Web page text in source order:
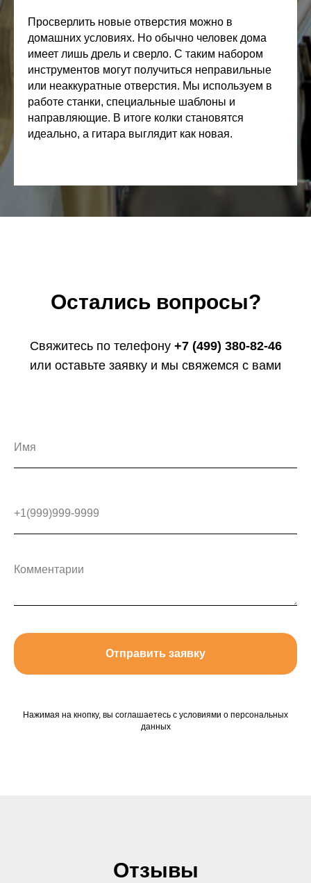
Просверлить новые отверстия можно в
домашних условиях. Но обычно человек дома
имеет лишь дрель и сверло. С таким набором
инструментов могут получиться неправильные
или неаккуратные отверстия. Мы используем в
работе станки, специальные шаблоны и
направляющие. В итоге колки становятся
идеально, а гитара выглядит как новая.
Остались вопросы?
Свяжитесь по телефону +7 (499) 380-82-46
или оставьте заявку и мы свяжемся с вами
Отправить заявку
Нажимая на кнопку, вы соглашаетесь с условиями о персональных
данных
Отзывы